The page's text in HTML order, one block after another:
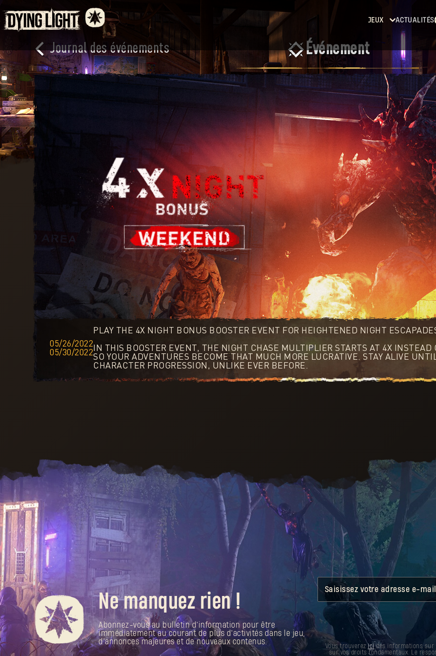
JEUX
Dying
Dying
Light 2:
Human
Dying
Light:
The
Beast
ACTUALITÉS
Événement
Journal des événements
05/26/2022
05/30/2022
PLAY THE 4X NIGHT BONUS BOOSTER EVENT FOR HEIGHTENED NIGHT
IN THIS BOOSTER EVENT, THE NIGHT CHASE MULTIPLIER STARTS AT 4X
SO YOUR ADVENTURES BECOME THAT MUCH MORE LUCRATIVE. STAY ALIVE
CHARACTER PROGRESSION, UNLIKE EVER BEFORE.
Ne manquez rien !
Abonnez-vous au bulletin d'information pour être
immédiatement au courant de plus d'activités dans le jeu,
d'annonces majeures et de nouveaux contenus.
Saisissez votre adresse e-mail
Vous trouverez icides informations sur
sur vos droits fondamentaux. Le